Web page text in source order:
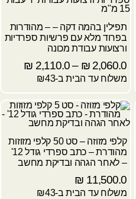
תפילין בהמה דקה – – מהודרות
בפרוד מלא עם פרשיות ספרדיות
ורצועות עבודת מכונה
2,060.0
₪
–
2,110.0
₪
משלוח עד הבית ב-₪43
קלפי מזוזה – סט 50 קלפי מזוזות
מהודרת – כתב ספרדי גודל 12'
– לאחר הגהה ובדיקת מחשב
11,500.0
₪
משלוח עד הבית ב-₪43